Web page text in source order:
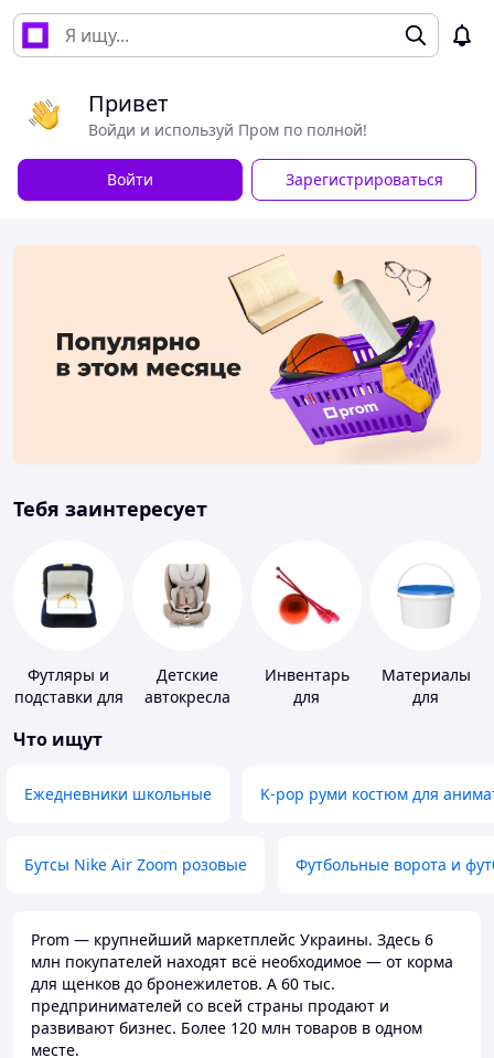
Привет
Войди и используй Пром по полной!
Войти Зарегистрироваться
Тебя заинтересует
Футляры и
подставки для
Детские
автокресла
Инвентарь
для
Материалы
для
Что ищут
Ежедневники школьные K-pop руми костюм для
Бутсы Nike Air Zoom розовые Футбольные ворота и
Prom — крупнейший маркетплейс Украины. Здесь 6
млн покупателей находят всё необходимое — от корма
для щенков до бронежилетов. А 60 тыс.
предпринимателей со всей страны продают и
развивают бизнес. Более 120 млн товаров в одном
месте.